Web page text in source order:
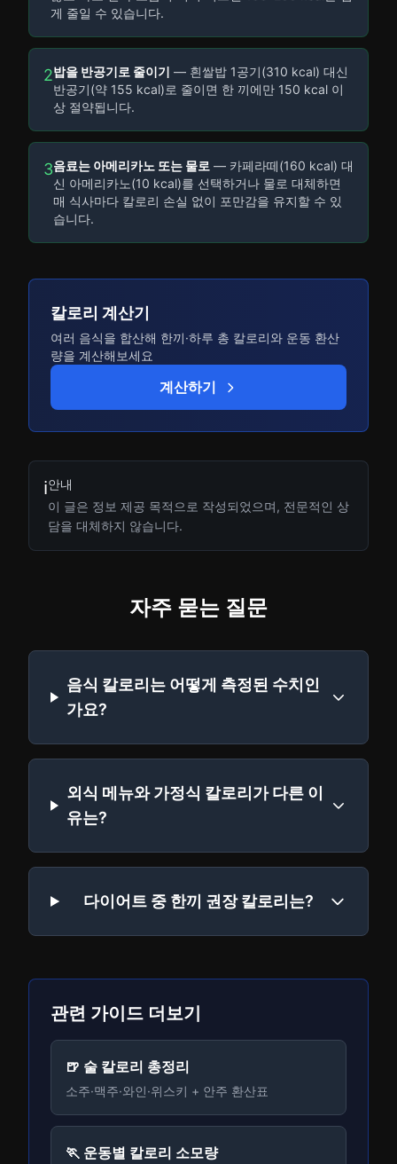
게 줄일 수 있습니다.
2밥을 반공기로 줄이기 — 흰쌀밥 1공기(310 kcal) 대신
반공기(약 155 kcal)로 줄이면 한 끼에만 150 kcal 이
상 절약됩니다.
3음료는 아메리카노 또는 물로 — 카페라떼(160 kcal) 대
신 아메리카노(10 kcal)를 선택하거나 물로 대체하면
매 식사마다 칼로리 손실 없이 포만감을 유지할 수 있
습니다.
칼로리 계산기
여러 음식을 합산해 한끼·하루 총 칼로리와 운동 환산
량을 계산해보세요
계산하기
ℹ️안내
이 글은 정보 제공 목적으로 작성되었으며, 전문적인 상
담을 대체하지 않습니다.
자주 묻는 질문
음식 칼로리는 어떻게 측정된 수치인
가요?
외식 메뉴와 가정식 칼로리가 다른 이
유는?
다이어트 중 한끼 권장 칼로리는?
관련 가이드 더보기
🍺 술 칼로리 총정리
소주·맥주·와인·위스키 + 안주 환산표
🏃 운동별 칼로리 소모량